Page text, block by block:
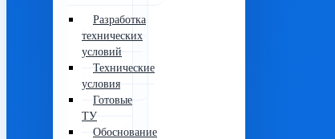
Разработка
технических
условий
Технические
условия
Готовые
ТУ
Обоснование